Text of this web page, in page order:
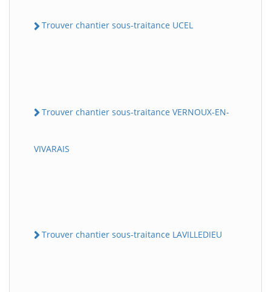
Trouver chantier sous-traitance UCEL
Trouver chantier sous-traitance VERNOUX-EN-
VIVARAIS
Trouver chantier sous-traitance LAVILLEDIEU